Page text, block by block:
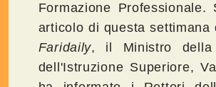
Formazione Professionale.
articolo di questa settimana
Faridaily, il Ministro della
dell'Istruzione Superiore,